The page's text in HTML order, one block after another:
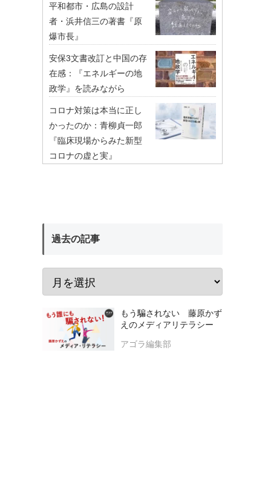
平和都市・広島の設計
者・浜井信三の著書『原
爆市長』
安保3文書改訂と中国の存
在感：『エネルギーの地
政学』を読みながら
コロナ対策は本当に正し
かったのか：青柳貞一郎
『臨床現場からみた新型
コロナの虚と実』
過去の記事
もう騙されない 藤原かず
えのメディアリテラシー
アゴラ編集部